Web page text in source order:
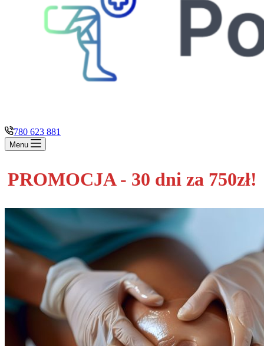
780 623 881
Menu
PROMOCJA - 30 dni za 750zł!